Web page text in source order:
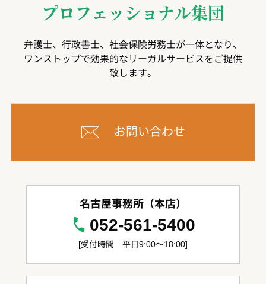
プロフェッショナル集団
弁護士、行政書士、社会保険労務士が一体となり、
ワンストップで効果的なリーガルサービスをご提供
致します。
お問い合わせ
名古屋事務所（本店）
052-561-5400
[受付時間 平日9:00～18:00]